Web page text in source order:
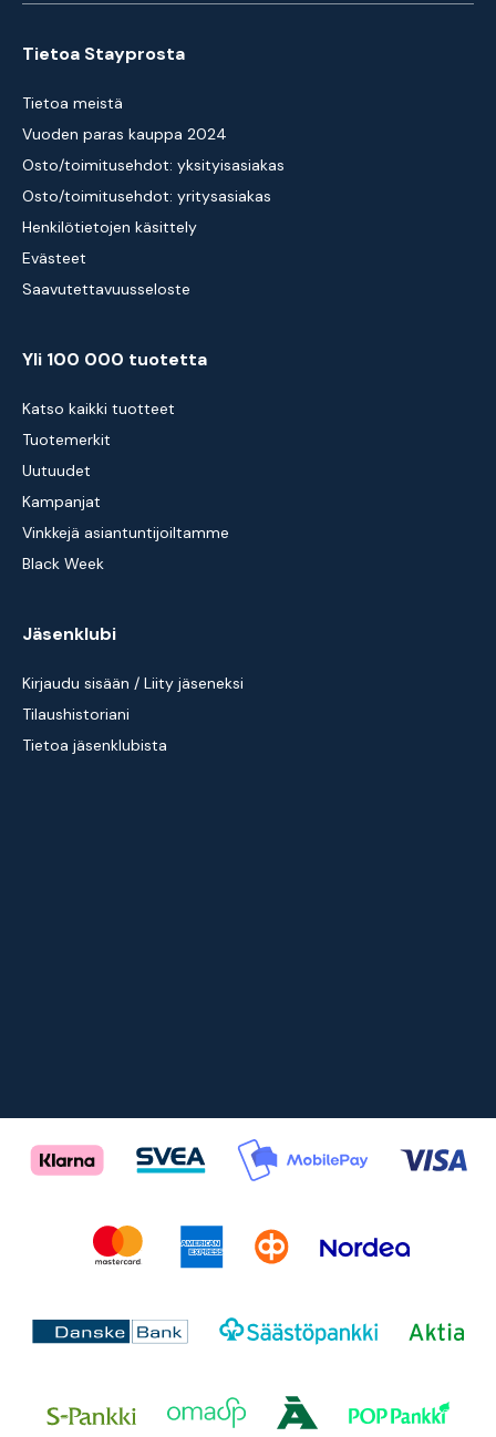
Tietoa Stayprosta
Tietoa meistä
Vuoden paras kauppa 2024
Osto/toimitusehdot: yksityisasiakas
Osto/toimitusehdot: yritysasiakas
Henkilötietojen käsittely
Evästeet
Saavutettavuusseloste
Yli 100 000 tuotetta
Katso kaikki tuotteet
Tuotemerkit
Uutuudet
Kampanjat
Vinkkejä asiantuntijoiltamme
Black Week
Jäsenklubi
Kirjaudu sisään / Liity jäseneksi
Tilaushistoriani
Tietoa jäsenklubista